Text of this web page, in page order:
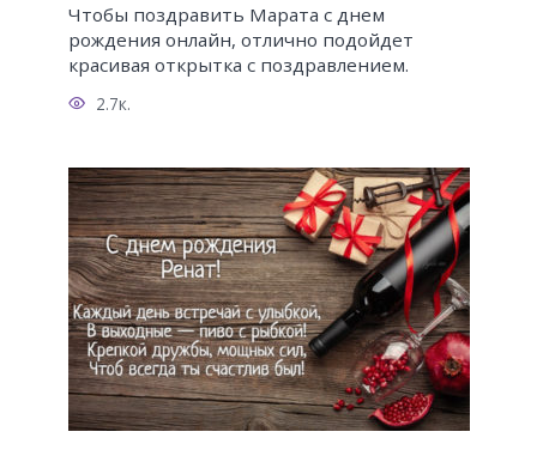
Чтобы поздравить Марата с днем
рождения онлайн, отлично подойдет
красивая открытка с поздравлением.
2.7к.